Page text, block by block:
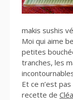
makis sushis
Moi qui aime
petites
tranches, les
Et ce n’est
recette de Cléa